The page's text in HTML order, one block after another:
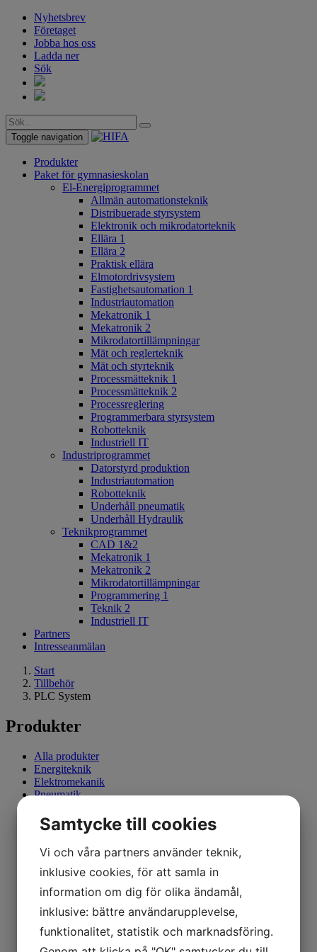
Nyhetsbrev
Företaget
Jobba hos oss
Ladda ner
Sök
Toggle navigation
Produkter
Paket för gymnasieskolan
El-Energiprogrammet
Allmän automationsteknik
Distribuerade styrsystem
Elektronik och mikrodatorteknik
Ellära 1
Ellära 2
Praktisk ellära
Elmotordrivsystem
Fastighetsautomation 1
Industriautomation
Mekatronik 1
Mekatronik 2
Mikrodatortillämpningar
Mät och reglerteknik
Mät och styrteknik
Processmätteknik 1
Processmätteknik 2
Processreglering
Programmerbara styrsystem
Robotteknik
Industriell IT
Industriprogrammet
Datorstyrd produktion
Industriautomation
Robotteknik
Underhåll pneumatik
Underhåll Hydraulik
Teknikprogrammet
CAD 1&2
Mekatronik 1
Mekatronik 2
Mikrodatortillämpningar
Programmering 1
Teknik 2
Industriell IT
Partners
Intresseanmälan
Start
Tillbehör
PLC System
Produkter
Alla produkter
Energiteknik
Elektromekanik
Pneumatik
Reglerteknik
Motorstyrning
Robotteknik
Hydraulik
Elteknik
Mikrodatorteknik
Produktion/CNC
Inredning
Tillbehör
Samtycke till cookies
Vi och våra partners använder teknik,
inklusive cookies, för att samla in
information om dig för olika ändamål,
inklusive: bättre användarupplevelse,
funktionalitet, statistik och marknadsföring.